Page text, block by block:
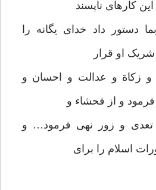
کارهای ناپسند
دستور داد خدای یگانه را
او قرار
و زکاة و عدالت و احسان و
و از فحشاء و
و زور نهی فرمود… و
اسلام را برای